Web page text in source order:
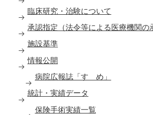
臨床研究・治験について
承認指定（法令等による医療機関の
施設基準
情報公開
病院広報誌「すゝめ」
統計・実績データ
保険手術実績一覧